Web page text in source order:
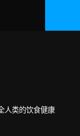
人类的饮食健康